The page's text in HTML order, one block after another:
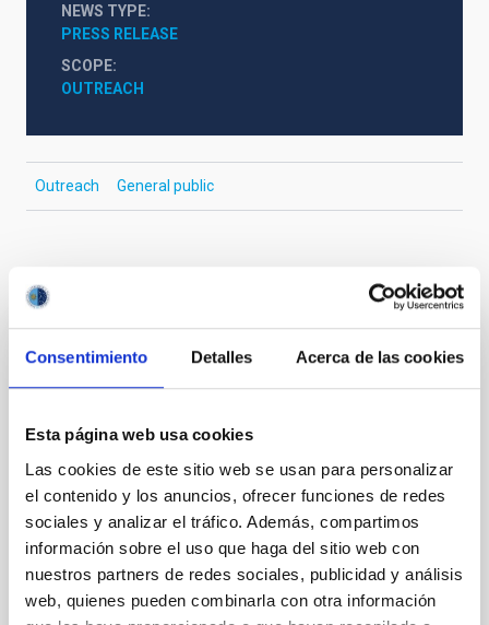
Consentimiento Detalles Acerca de las cookies
Esta página web usa cookies
Las cookies de este sitio web se usan para personalizar
el contenido y los anuncios, ofrecer funciones de redes
sociales y analizar el tráfico. Además, compartimos
información sobre el uso que haga del sitio web con
nuestros partners de redes sociales, publicidad y análisis
web, quienes pueden combinarla con otra información
NEWS TYPE
PRESS RELEASE
SCOPE
OUTREACH
Outreach General public
It may interest you
PRESS RELEASE
Vía Láctea y los 40 años del Observatorio
del Teide en una nueva sesión divulgativa
El ciclo de charlas divulgativas " Del Cielo a la Tesis",
impulsado por el estudiantado predoctoral del
Instituto de Astrofísica de Canarias (IAC) y la
Universidad de La Laguna (ULL) para acercar la
investigación astrofísica a la ciudadanía, celebrará
una nueva sesión el próximo jueves 21 de mayo a las